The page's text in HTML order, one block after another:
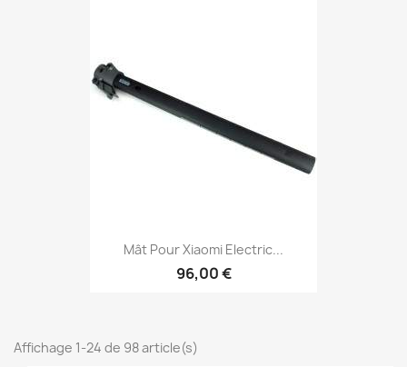
Mât Pour Xiaomi Electric...
96,00 €
Affichage 1-24 de 98 article(s)